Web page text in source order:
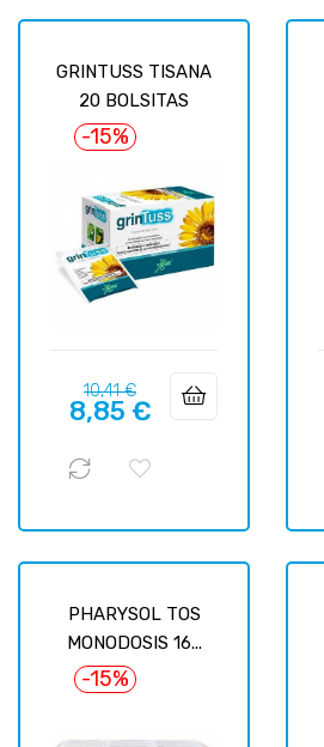
GRINTUSS TISANA
20 BOLSITAS
-15%
Precio
regular
10,41 €Precio
8,85 €
PHARYSOL TOS
MONODOSIS 16...
-15%